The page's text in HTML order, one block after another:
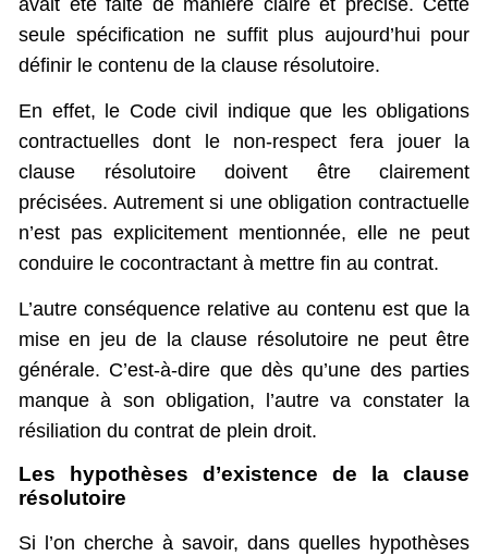
seule spécification ne suffit plus aujourd’hui pour
définir le contenu de la clause résolutoire.
En effet, le Code civil indique que les obligations
contractuelles dont le non-respect fera jouer la
clause résolutoire doivent être clairement
précisées. Autrement si une obligation contractuelle
n’est pas explicitement mentionnée, elle ne peut
conduire le cocontractant à mettre fin au contrat.
L’autre conséquence relative au contenu est que la
mise en jeu de la clause résolutoire ne peut être
générale. C’est-à-dire que dès qu’une des parties
manque à son obligation, l’autre va constater la
résiliation du contrat de plein droit.
Les hypothèses d’existence de la clause
résolutoire
Si l’on cherche à savoir, dans quelles hypothèses